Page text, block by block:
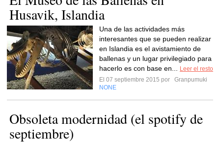
Husavik, Islandia
Una de las actividades más
interesantes que se pueden realizar
en Islandia es el avistamiento de
ballenas y un lugar privilegiado para
hacerlo es con base en...
Leer el resto
El 07 septiembre 2015 por
Granpumuki
NONE
Obsoleta modernidad (el spotify de
septiembre)